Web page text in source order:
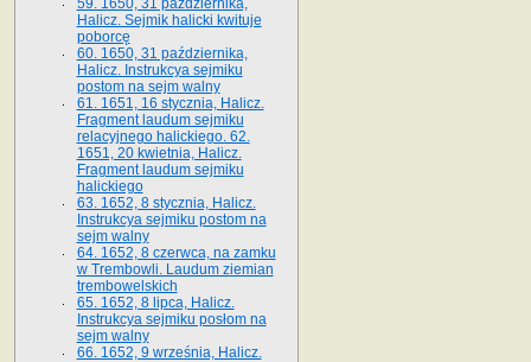
59. 1650, 31 października,
Halicz. Sejmik halicki kwituje
poborcę
60. 1650, 31 października,
Halicz. Instrukcya sejmiku
postom na sejm walny
61. 1651, 16 stycznia, Halicz.
Fragment laudum sejmiku
relacyjnego halickiego. 62.
1651, 20 kwietnia, Halicz.
Fragment laudum sejmiku
halickiego
63. 1652, 8 stycznia, Halicz.
Instrukcya sejmiku postom na
sejm walny
64. 1652, 8 czerwca, na zamku
w Trembowli. Laudum ziemian
trembowelskich
65. 1652, 8 lipca, Halicz.
Instrukcya sejmiku posłom na
sejm walny
66. 1652, 9 września, Halicz.